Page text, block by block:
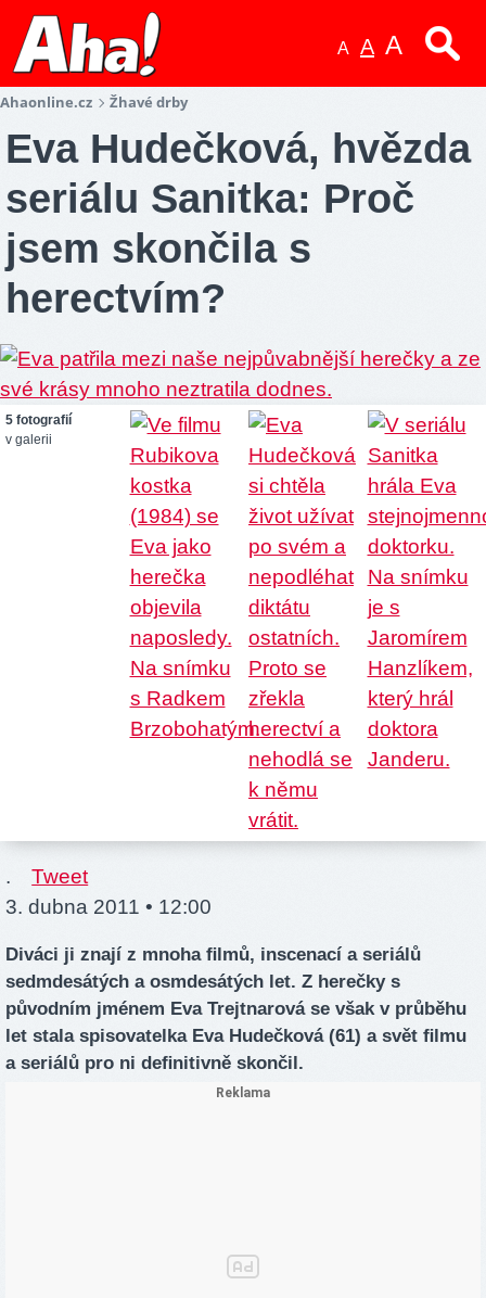
A A A
Ahaonline.cz Žhavé drby
Eva Hudečková, hvězda
seriálu Sanitka: Proč
jsem skončila s
herectvím?
5 fotografií
v galerii
.
Tweet
3. dubna 2011 • 12:00
Diváci ji znají z mnoha ﬁlmů, inscenací a seriálů
sedmdesátých a osmdesátých let. Z herečky s
původním jménem Eva Trejtnarová se však v průběhu
let stala spisovatelka Eva Hudečková (61) a svět ﬁlmu
a seriálů pro ni deﬁnitivně skončil.